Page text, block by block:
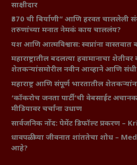
साक्षीदार
₹370 ची बिर्याणी” आणि हरवत
तरुणांच्या मनात नेमकं काय चाललंय?
यश आणि आत्मविश्वास: स्वप्नांना वास्तवात
महाराष्ट्रातील बदलत्या हवामानाचा
शेतकऱ्यांसमोरील नवीन आव्हाने आणि संधी
महाराष्ट्र आणि संपूर्ण भारतातील
‘कॉकरोच जनता पार्टी’ची वेबसाईट
मीडियावर चर्चांना उधाण
सार्वजनिक नोंद: पेमेंट डिफॉल्ट प्रकरण –
धावपळीच्या जीवनात शांततेचा शोध –
आहे?